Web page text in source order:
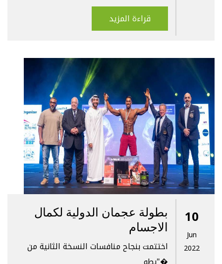
قراءة المزيد
بطولة عجمان الدولية لكمال
الاجسام
اختتمت بنجاح منافسات النسخة الثانية من
10
Jun
2022